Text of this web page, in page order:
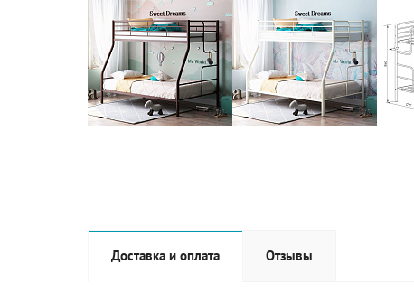
Доставка и оплата Отзывы